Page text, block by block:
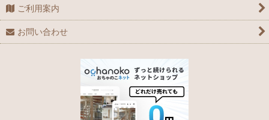
ご利用案内
お問い合わせ